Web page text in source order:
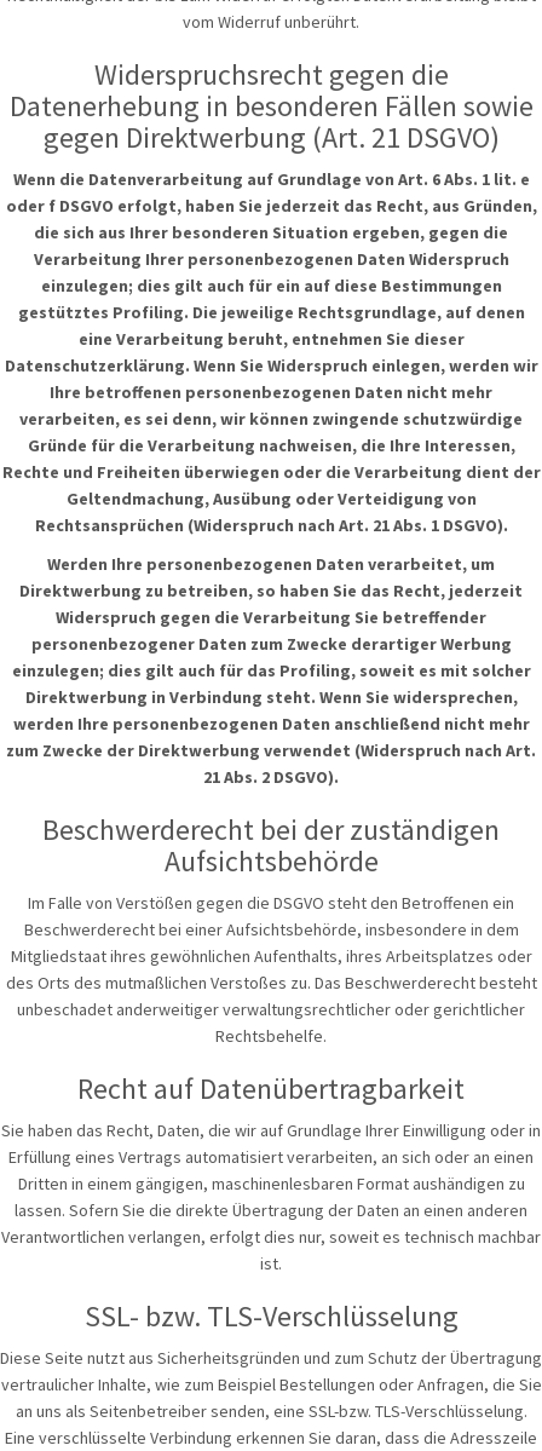
vom Widerruf unberührt.
Widerspruchsrecht gegen die
Datenerhebung in besonderen Fällen sowie
gegen Direktwerbung (Art. 21 DSGVO)
Wenn die Datenverarbeitung auf Grundlage von Art. 6 Abs. 1 lit. e
oder f DSGVO erfolgt, haben Sie jederzeit das Recht, aus Gründen,
die sich aus Ihrer besonderen Situation ergeben, gegen die
Verarbeitung Ihrer personenbezogenen Daten Widerspruch
einzulegen; dies gilt auch für ein auf diese Bestimmungen
gestütztes Profiling. Die jeweilige Rechtsgrundlage, auf denen
eine Verarbeitung beruht, entnehmen Sie dieser
Datenschutzerklärung. Wenn Sie Widerspruch einlegen, werden wir
Ihre betroffenen personenbezogenen Daten nicht mehr
verarbeiten, es sei denn, wir können zwingende schutzwürdige
Gründe für die Verarbeitung nachweisen, die Ihre Interessen,
Rechte und Freiheiten überwiegen oder die Verarbeitung dient der
Geltendmachung, Ausübung oder Verteidigung von
Rechtsansprüchen (Widerspruch nach Art. 21 Abs. 1 DSGVO).
Werden Ihre personenbezogenen Daten verarbeitet, um
Direktwerbung zu betreiben, so haben Sie das Recht, jederzeit
Widerspruch gegen die Verarbeitung Sie betreffender
personenbezogener Daten zum Zwecke derartiger Werbung
einzulegen; dies gilt auch für das Profiling, soweit es mit solcher
Direktwerbung in Verbindung steht. Wenn Sie widersprechen,
werden Ihre personenbezogenen Daten anschließend nicht mehr
zum Zwecke der Direktwerbung verwendet (Widerspruch nach Art.
21 Abs. 2 DSGVO).
Beschwerderecht bei der zuständigen
Aufsichtsbehörde
Im Falle von Verstößen gegen die DSGVO steht den Betroffenen ein
Beschwerderecht bei einer Aufsichtsbehörde, insbesondere in dem
Mitgliedstaat ihres gewöhnlichen Aufenthalts, ihres Arbeitsplatzes oder
des Orts des mutmaßlichen Verstoßes zu. Das Beschwerderecht besteht
unbeschadet anderweitiger verwaltungsrechtlicher oder gerichtlicher
Rechtsbehelfe.
Recht auf Datenübertragbarkeit
Sie haben das Recht, Daten, die wir auf Grundlage Ihrer Einwilligung oder in
Erfüllung eines Vertrags automatisiert verarbeiten, an sich oder an einen
Dritten in einem gängigen, maschinenlesbaren Format aushändigen zu
lassen. Sofern Sie die direkte Übertragung der Daten an einen anderen
Verantwortlichen verlangen, erfolgt dies nur, soweit es technisch machbar
ist.
SSL- bzw. TLS-Verschlüsselung
Diese Seite nutzt aus Sicherheitsgründen und zum Schutz der Übertragung
vertraulicher Inhalte, wie zum Beispiel Bestellungen oder Anfragen, die Sie
an uns als Seitenbetreiber senden, eine SSL-bzw. TLS-Verschlüsselung.
Eine verschlüsselte Verbindung erkennen Sie daran, dass die Adresszeile